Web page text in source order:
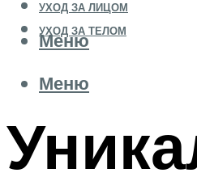
УХОД ЗА ЛИЦОМ
УХОД ЗА ТЕЛОМ
Меню
Меню